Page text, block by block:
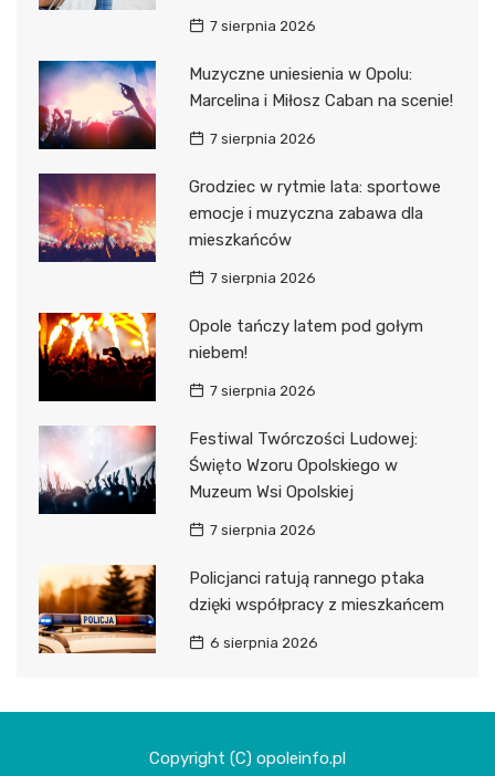
7 sierpnia 2026
Muzyczne uniesienia w Opolu:
Marcelina i Miłosz Caban na scenie!
7 sierpnia 2026
Grodziec w rytmie lata: sportowe
emocje i muzyczna zabawa dla
mieszkańców
7 sierpnia 2026
Opole tańczy latem pod gołym
niebem!
7 sierpnia 2026
Festiwal Twórczości Ludowej:
Święto Wzoru Opolskiego w
Muzeum Wsi Opolskiej
7 sierpnia 2026
Policjanci ratują rannego ptaka
dzięki współpracy z mieszkańcem
6 sierpnia 2026
Copyright (C) opoleinfo.pl